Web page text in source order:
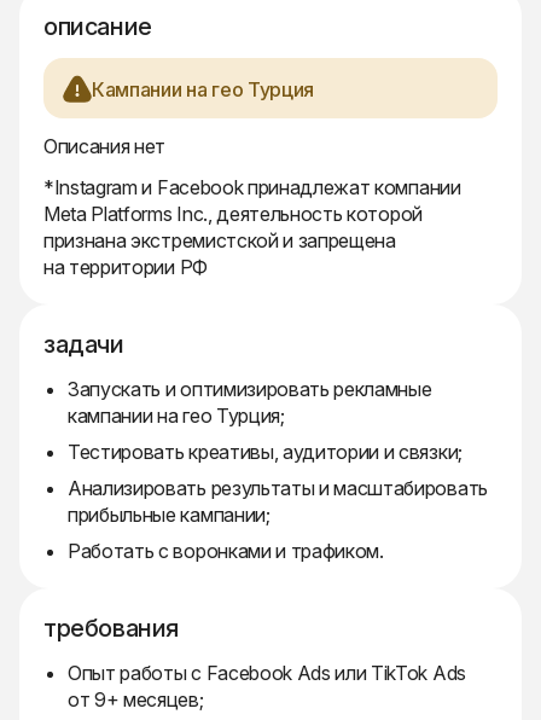
описание
Кампании на гео Турция
Описания нет
*Instagram и Facebook принадлежат компании
Meta Platforms Inc., деятельность которой
признана экстремистской и запрещена
на территории РФ
задачи
Запускать и оптимизировать рекламные
кампании на гео Турция;
Тестировать креативы, аудитории и связки;
Анализировать результаты и масштабировать
прибыльные кампании;
Работать с воронками и трафиком.
требования
Опыт работы с Facebook Ads или TikTok Ads
от 9+ месяцев;